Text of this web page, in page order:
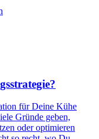
für Deine Kühe
Gründe geben,
oder optimieren